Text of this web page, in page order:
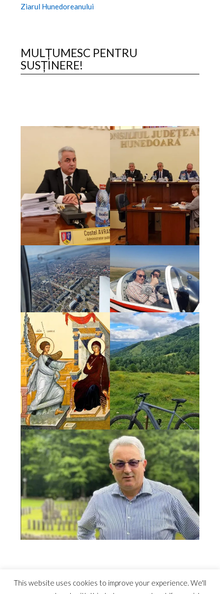
Ziarul Hunedoreanului
MULȚUMESC PENTRU
SUSȚINERE!
This website uses cookies to improve your experience. We'll